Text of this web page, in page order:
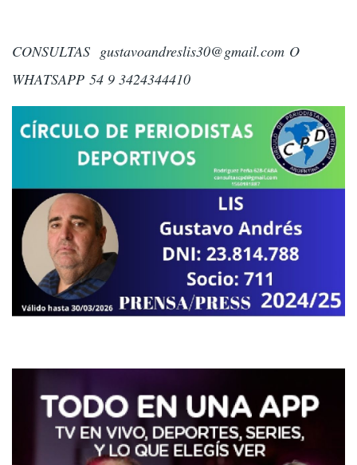
CONSULTAS gustavoandreslis30@gmail.com O
WHATSAPP 54 9 3424344410